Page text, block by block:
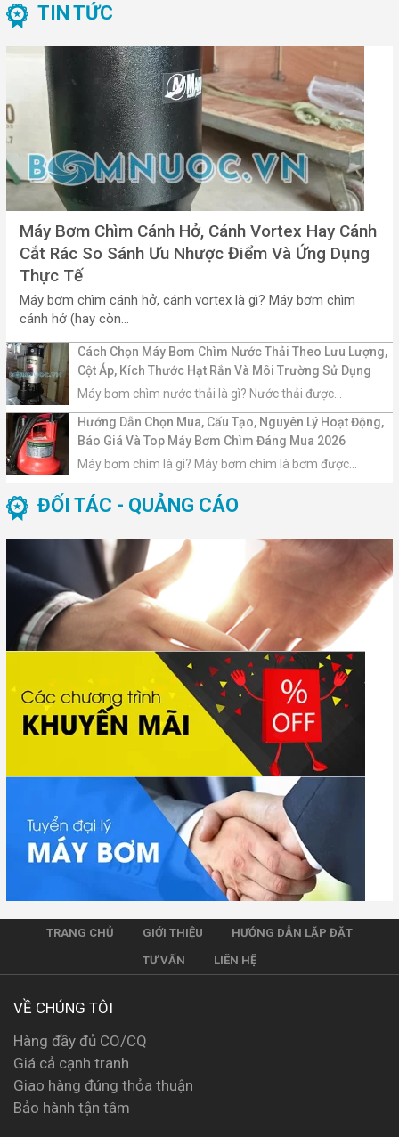
TIN TỨC
Máy Bơm Chìm Cánh Hở, Cánh Vortex Hay Cánh
Cắt Rác So Sánh Ưu Nhược Điểm Và Ứng Dụng
Thực Tế
Máy bơm chìm cánh hở, cánh vortex là gì? Máy bơm chìm
cánh hở (hay còn...
Cách Chọn Máy Bơm Chìm Nước Thải Theo Lưu Lượng,
Cột Áp, Kích Thước Hạt Rắn Và Môi Trường Sử Dụng
Máy bơm chìm nước thải là gì? Nước thải được...
Hướng Dẫn Chọn Mua, Cấu Tạo, Nguyên Lý Hoạt Động,
Báo Giá Và Top Máy Bơm Chìm Đáng Mua 2026
Máy bơm chìm là gì? Máy bơm chìm là bơm được...
ĐỐI TÁC - QUẢNG CÁO
TRANG CHỦ GIỚI THIỆU HƯỚNG DẪN LẶP ĐẶT
TƯ VẤN LIÊN HỆ
VỀ CHÚNG TÔI
Hàng đầy đủ CO/CQ
Giá cả cạnh tranh
Giao hàng đúng thỏa thuận
Bảo hành tận tâm